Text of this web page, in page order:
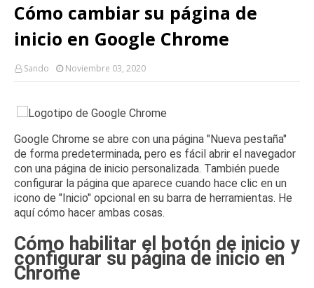
Cómo cambiar su página de
inicio en Google Chrome
Sando Noviembre 03, 2020
Google Chrome se abre con una página "Nueva pestaña"
de forma predeterminada, pero es fácil abrir el navegador
con una página de inicio personalizada. También puede
configurar la página que aparece cuando hace clic en un
icono de "Inicio" opcional en su barra de herramientas. He
aquí cómo hacer ambas cosas.
Cómo habilitar el botón de inicio y
configurar su página de inicio en
Chrome